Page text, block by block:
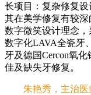
长项目：复杂修复
其在美学修复有较
数字微笑设计理念
数字化LAVA全瓷牙
牙及德国Cercon氧
佳及缺失牙修复。
朱艳秀，主治医